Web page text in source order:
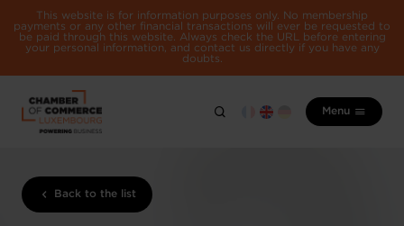
This website is for information purposes only. No membership
payments or any other financial transactions will ever be requested to
be paid through this website. Always check the URL before entering
your personal information, and contact us directly if you have any
doubts.
Menu
Back to the list